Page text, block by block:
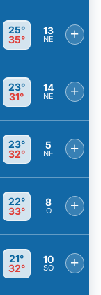
25°
35°
13
NE +
23°
31°
14
NE +
23°
32°
5
NE +
22°
33°
8
O +
21°
32°
10
SO +